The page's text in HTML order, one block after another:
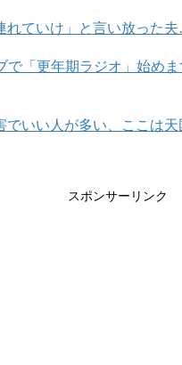
れていけ」と言い放った
で「更年期ラジオ」始め
いい人が多い、ここは
スポンサーリンク